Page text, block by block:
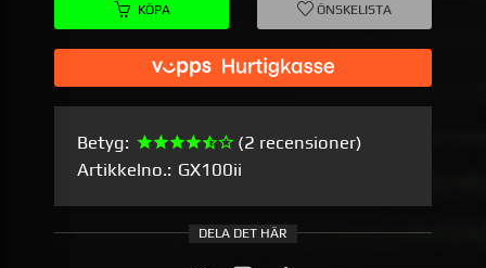
KÖPA ÖNSKELISTA
Betyg:
(2 recensioner)
Artikkelno.: GX100ii
DELA DET HÄR